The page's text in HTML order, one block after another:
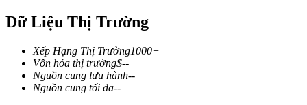
TradFi
Phái sinh cổ phiếu, ngoại hối, kim loại quý và hàng hóa
Dữ Liệu Thị Trường
Xếp Hạng Thị Trường1000+
Vốn hóa thị trường$--
Nguồn cung lưu hành--
Nguồn cung tối đa--